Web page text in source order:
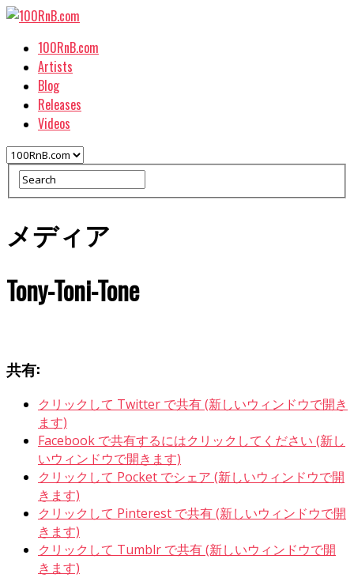
100RnB.com
Artists
Blog
Releases
Videos
メディア
Tony-Toni-Tone
共有:
クリックして Twitter で共有 (新しいウィンドウで開き
ます)
Facebook で共有するにはクリックしてください (新し
いウィンドウで開きます)
クリックして Pocket でシェア (新しいウィンドウで開
きます)
クリックして Pinterest で共有 (新しいウィンドウで開
きます)
クリックして Tumblr で共有 (新しいウィンドウで開
きます)